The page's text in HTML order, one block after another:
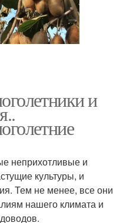
и
неприхотливые и
культуры, и
Тем не менее, все они
нашего климата и